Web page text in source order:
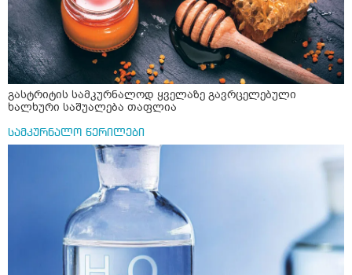
გასტრიტის სამკურნალოდ ყველაზე გავრცელებული
ხალხური საშუალება თაფლია
სამკურნალო წერილები